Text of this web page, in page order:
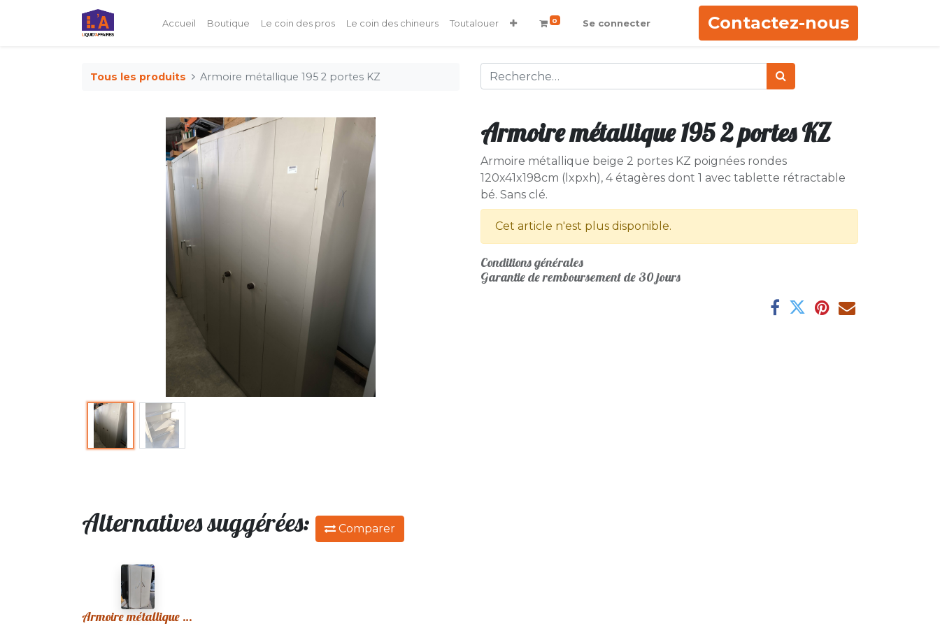
Accueil Boutique Le coin des pros Le coin des chineurs Toutalouer 0 Se connecter Contactez-nous
Tous les produits Armoire métallique 195 2 portes KZ
Armoire métallique 195 2 portes KZ
Armoire métallique beige 2 portes KZ poignées rondes
120x41x198cm (lxpxh), 4 étagères dont 1 avec tablette rétractable
bé. Sans clé.
Cet article n'est plus disponible.
Conditions générales
Garantie de remboursement de 30 jours
Alternatives suggérées: Comparer
Armoire métallique 159 Vintage